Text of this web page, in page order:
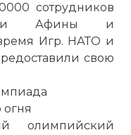
сотрудников
Афины и
Игр. НАТО и
свою
олимпийский